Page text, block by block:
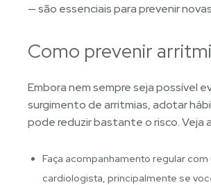
— são essenciais para prevenir
Como prevenir
Embora nem sempre seja possível
surgimento de arritmias, adotar
pode reduzir bastante o risco. Veja
Faça acompanhamento regular com
cardiologista, principalmente se